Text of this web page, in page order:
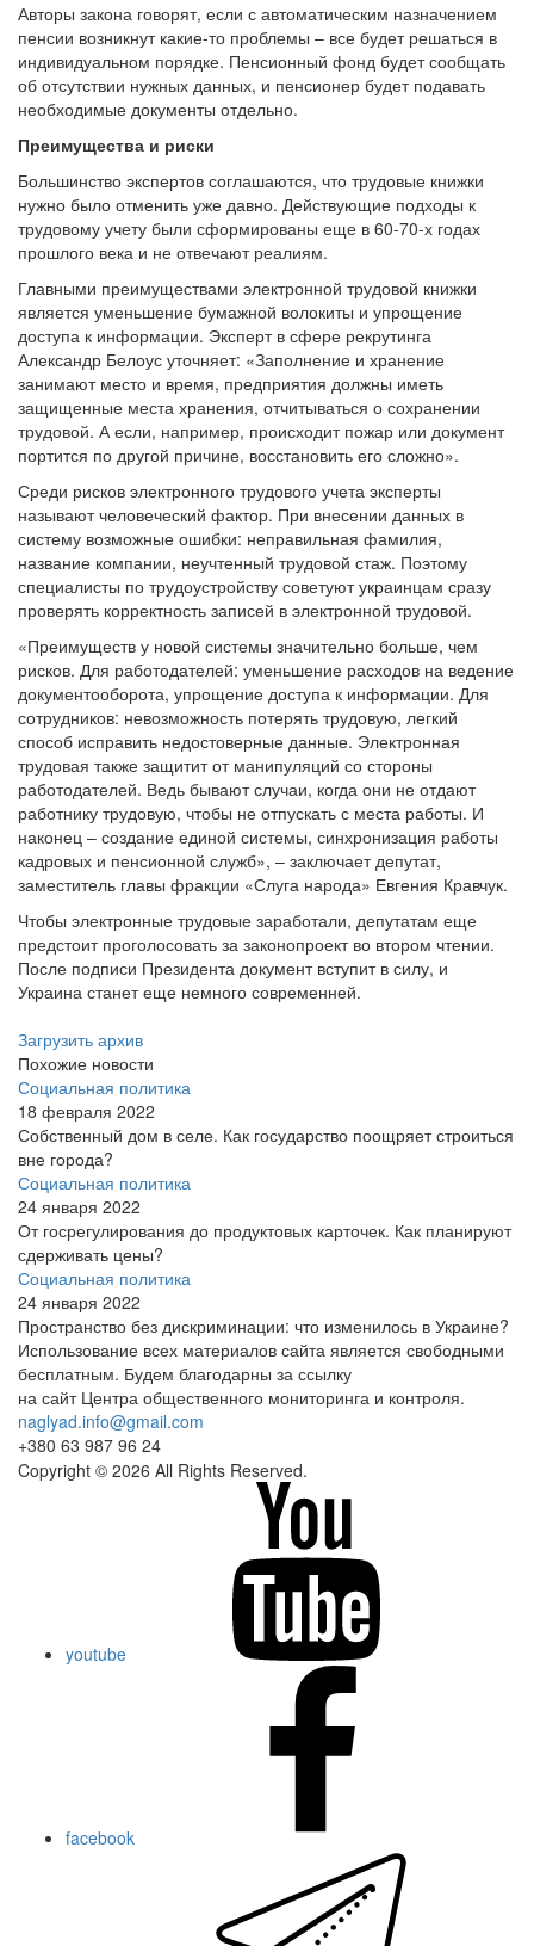
Авторы закона говорят, если с автоматическим назначением
пенсии возникнут какие-то проблемы – все будет решаться в
индивидуальном порядке. Пенсионный фонд будет сообщать
об отсутствии нужных данных, и пенсионер будет подавать
необходимые документы отдельно.
Преимущества и риски
Большинство экспертов соглашаются, что трудовые книжки
нужно было отменить уже давно. Действующие подходы к
трудовому учету были сформированы еще в 60-70-х годах
прошлого века и не отвечают реалиям.
Главными преимуществами электронной трудовой книжки
является уменьшение бумажной волокиты и упрощение
доступа к информации. Эксперт в сфере рекрутинга
Александр Белоус уточняет: «Заполнение и хранение
занимают место и время, предприятия должны иметь
защищенные места хранения, отчитываться о сохранении
трудовой. А если, например, происходит пожар или документ
портится по другой причине, восстановить его сложно».
Среди рисков электронного трудового учета эксперты
называют человеческий фактор. При внесении данных в
систему возможные ошибки: неправильная фамилия,
название компании, неучтенный трудовой стаж. Поэтому
специалисты по трудоустройству советуют украинцам сразу
проверять корректность записей в электронной трудовой.
«Преимуществ у новой системы значительно больше, чем
рисков. Для работодателей: уменьшение расходов на ведение
документооборота, упрощение доступа к информации. Для
сотрудников: невозможность потерять трудовую, легкий
способ исправить недостоверные данные. Электронная
трудовая также защитит от манипуляций со стороны
работодателей. Ведь бывают случаи, когда они не отдают
работнику трудовую, чтобы не отпускать с места работы. И
наконец – создание единой системы, синхронизация работы
кадровых и пенсионной служб», – заключает депутат,
заместитель главы фракции «Слуга народа» Евгения Кравчук.
Чтобы электронные трудовые заработали, депутатам еще
предстоит проголосовать за законопроект во втором чтении.
После подписи Президента документ вступит в силу, и
Украина станет еще немного современней.
Загрузить архив
Похожие новости
Социальная политика
18 февраля 2022
Собственный дом в селе. Как государство поощряет строиться
вне города?
Социальная политика
24 января 2022
От госрегулирования до продуктовых карточек. Как планируют
сдерживать цены?
Социальная политика
24 января 2022
Пространство без дискриминации: что изменилось в Украине?
Использование всех материалов сайта является свободными
бесплатным. Будем благодарны за ссылку
на сайт Центра общественного мониторинга и контроля.
naglyad.info@gmail.com
+380 63 987 96 24
Copyright © 2026 All Rights Reserved.
youtube
facebook